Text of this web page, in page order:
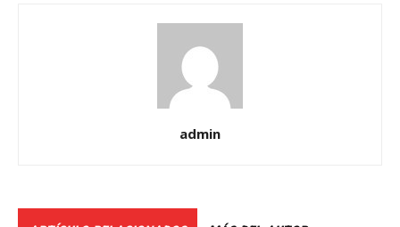
admin